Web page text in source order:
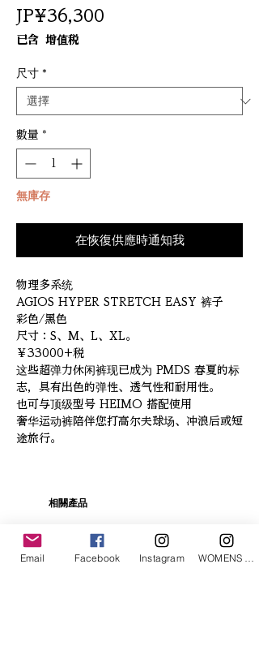
JP¥36,300
已含 增值税
尺寸 *
數量 *
無庫存
在恢復供應時通知我
物理多系统
AGIOS HYPER STRETCH EASY 裤子
彩色/黑色
尺寸：S、M、L、XL。
￥33000+税
这些超弹力休闲裤现已成为 PMDS 春夏的标
志，具有出色的弹性、透气性和耐用性。
也可与顶级型号 HEIMO 搭配使用
奢华运动裤陪伴您打高尔夫球场、冲浪后或短
途旅行。
相關產品
Email Facebook Instagram